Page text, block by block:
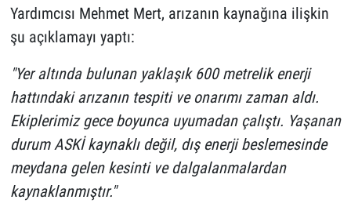
Yardımcısı Mehmet Mert, arızanın kaynağına ilişkin
şu açıklamayı yaptı:
"Yer altında bulunan yaklaşık 600 metrelik enerji
hattındaki arızanın tespiti ve onarımı zaman aldı.
Ekiplerimiz gece boyunca uyumadan çalıştı. Yaşanan
durum ASKİ kaynaklı değil, dış enerji beslemesinde
meydana gelen kesinti ve dalgalanmalardan
kaynaklanmıştır."